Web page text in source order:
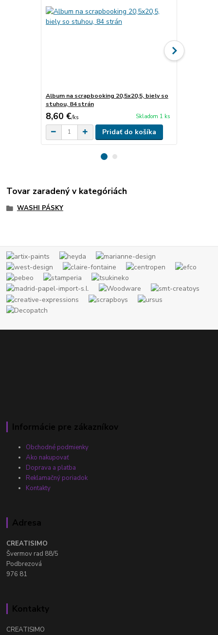
Album na scrapbooking 20,5x20,5, biely so
stuhou, 84 strán
8,60 €/ks Skladom 1 ks
Pridať do košíka
Tovar zaradený v kategóriách
WASHI PÁSKY
Informácie pre zákazníkov
Obchodné podmienky
Ako nakupovať
Doprava a platba
Reklamačný poriadok
Kontakty
Adresa
CREATISIMO
Švermov rad 88/5
Podbrezová
976 81
Kontakty
CREATISIMO